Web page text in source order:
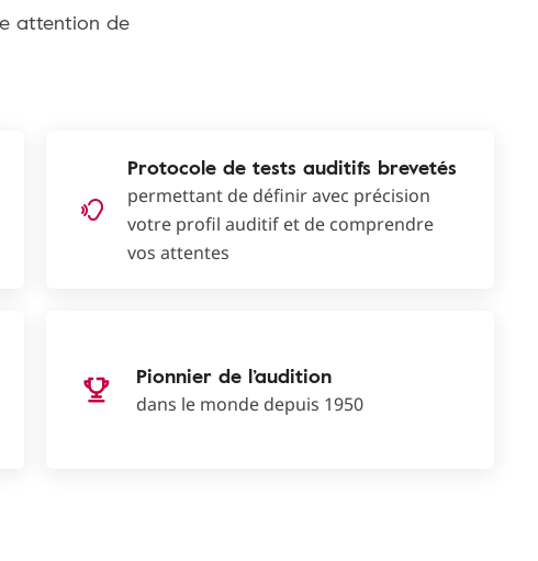
attention de
Protocole de tests auditifs brevetés
permettant de définir avec précision
votre profil auditif et de comprendre
vos attentes
Pionnier de l’audition
dans le monde depuis 1950